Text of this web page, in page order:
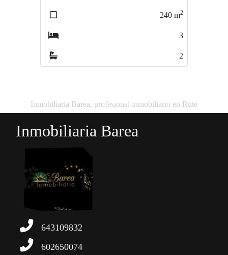
300m
Inmobiliaria Barea, profesional inmobiliario en Rute
Inmobiliaria Barea
643109832
602650074